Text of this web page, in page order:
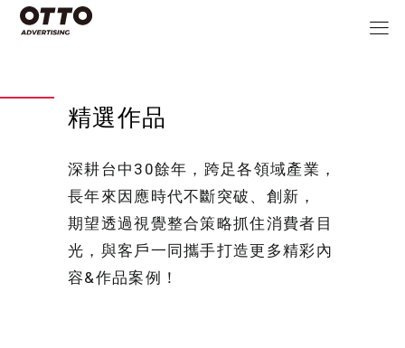
精選作品
深耕台中30餘年，跨足各領域產業，
長年來因應時代不斷突破、創新，
期望透過視覺整合策略抓住消費者目
光，與客戶一同攜手打造更多精彩內
容&作品案例！